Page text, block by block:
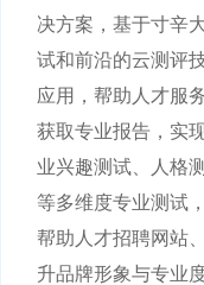
决方案，基于寸辛
试和前沿的云测评
应用，帮助人才服
获取专业报告，实
业兴趣测试、人格
等多维度专业测试
帮助人才招聘网站
升品牌形象与专业